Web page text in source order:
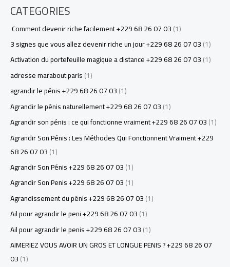
CATEGORIES
Comment devenir riche facilement +229 68 26 07 03(1)
3 signes que vous allez devenir riche un jour +229 68 26 07 03(1)
Activation du portefeuille magique a distance +229 68 26 07 03(1)
adresse marabout paris(1)
agrandir le pénis +229 68 26 07 03(1)
Agrandir le pénis naturellement +229 68 26 07 03(1)
Agrandir son pénis : ce qui fonctionne vraiment +229 68 26 07 03(1)
Agrandir Son Pénis : Les Méthodes Qui Fonctionnent Vraiment +229
68 26 07 03(1)
Agrandir Son Pénis +229 68 26 07 03(1)
Agrandir Son Penis +229 68 26 07 03(1)
Agrandissement du pénis +229 68 26 07 03(1)
Ail pour agrandir le peni +229 68 26 07 03(1)
Ail pour agrandir le penis +229 68 26 07 03(1)
AIMERIEZ VOUS AVOIR UN GROS ET LONGUE PENIS ? +229 68 26 07
03(1)